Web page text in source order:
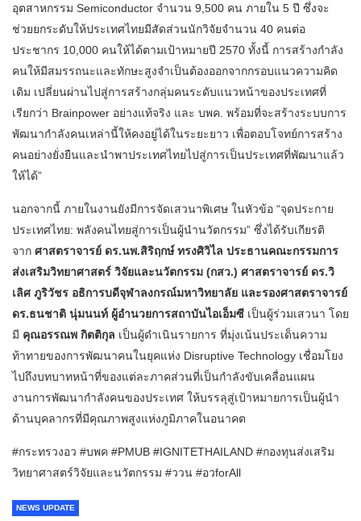
อุตสาหกรรม Semiconductor จำนวน 9,500 คน ภายใน 5 ปี ซึ่งจะ
ช่วยยกระดับให้ประเทศไทยมีสัดส่วนนักวิจัยจำนวน 40 คนต่อ
ประชากร 10,000 คนให้ได้ตามเป้าหมายปี 2570 ทั้งนี้ การสร้างกำลัง
คนให้มีสมรรถนะและทักษะสูงจำเป็นต้องออกจากกรอบแนวความคิด
เดิม เปลี่ยนผ่านไปสู่การสร้างกลุ่มคนระดับแนวหน้าของประเทศที่
เรียกว่า Brainpower อย่างแท้จริง และ บพค. พร้อมที่จะสร้างระบบการ
พัฒนากำลังคนเหล่านี้ให้คงอยู่ได้ในระยะยาว เพื่อตอบโจทย์การสร้าง
คนอย่างยั่งยืนและนำพาประเทศไทยไปสู่การเป็นประเทศที่พัฒนาแล้ว
ให้ได้”
นอกจากนี้ ภายในงานยังมีการจัดเสวนาพิเศษ ในหัวข้อ “จุดประกาย
ประเทศไทย: พลังคนไทยสู่การเป็นผู้นำนวัตกรรม” ซึ่งได้รับเกียรติ
จาก ศาสตราจารย์ ดร.นพ.สิริฤกษ์ ทรงศิวิไล ประธานคณะกรรมการ
ส่งเสริมวิทยาศาสตร์ วิจัยและนวัตกรรม (กสว.) ศาสตราจารย์ ดร.วิ
เลิศ ภูริวัชร อธิการบดีจุฬาลงกรณ์มหาวิทยาลัย และรองศาสตราจารย์
ดร.ธนชาติ นุ่มนนท์ ผู้อำนวยการสถาบันไอเอ็มซี เป็นผู้ร่วมเสวนา โดย
มี คุณอรรณพ กิตติกุล เป็นผู้ดำเนินรายการ ที่มุ่งเน้นประเด็นความ
ท้าทายของการพัฒนาคนในยุคแห่ง Disruptive Technology เชื่อมโยง
ไปถึงบทบาทหน้าที่ของแต่ละภาคส่วนที่เป็นกำลังขับเคลื่อนแผน
งานการพัฒนากำลังคนของประเทศ ให้บรรลุสู่เป้าหมายการเป็นผู้นำ
ด้านบุคลากรที่มีคุณภาพสูงแห่งภูมิภาคในอนาคต
#กระทรวงอว #บพค #PMUB #IGNITETHAILAND #กองทุนส่งเสริม
วิทยาศาสตร์วิจัยและนวัตกรรม #ววน #อวforAll
NEWS UPDATE